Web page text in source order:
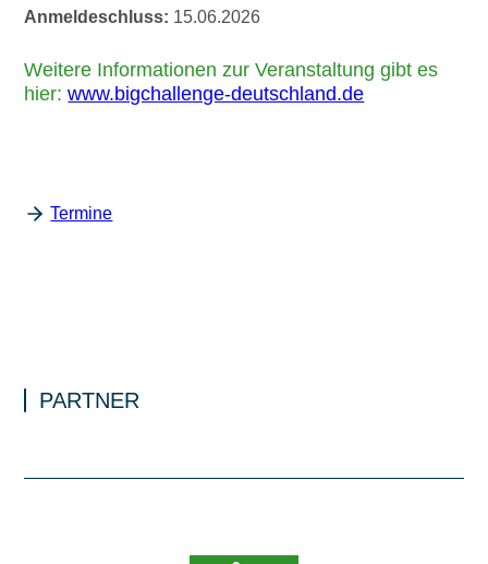
Anmeldeschluss: 15.06.2026
Weitere Informationen zur Veranstaltung gibt es
hier:www.bigchallenge-deutschland.de
Termine
PARTNER